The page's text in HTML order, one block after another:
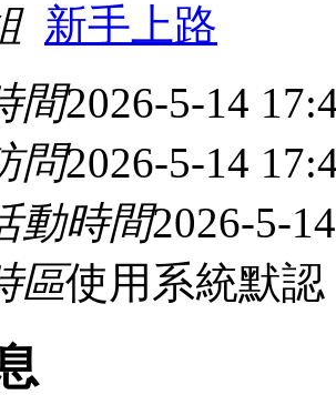
新手上路
間2026-5-14
問2026-5-14
動時間2026-5-
區使用系統默認